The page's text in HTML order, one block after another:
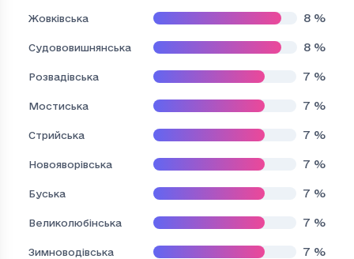
Жовківська 8 %
Судововишнянська 8 %
Розвадівська 7 %
Мостиська 7 %
Стрийська 7 %
Новояворівська 7 %
Буська 7 %
Великолюбінська 7 %
Зимноводівська 7 %